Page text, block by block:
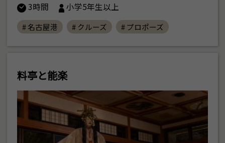
3時間
小学5年生以上
# 名古屋港 # クルーズ # プロポーズ
料亭と能楽